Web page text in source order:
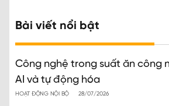
Bài viết nổi bật
Công nghệ trong suất ăn công
AI và tự động hóa
HOẠT ĐỘNG NỘI BỘ 28/07/2026